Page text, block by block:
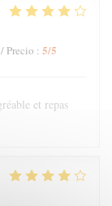
Precio : 5/5
et repas